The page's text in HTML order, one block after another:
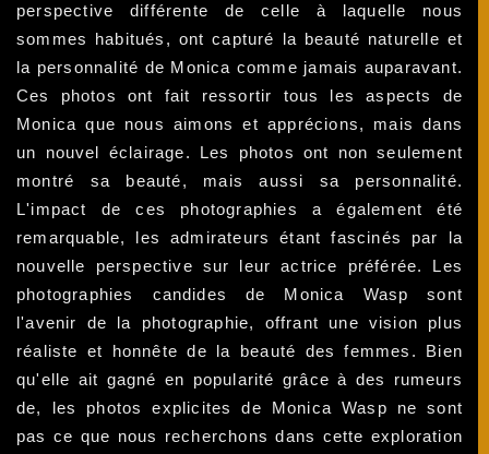
perspective différente de celle à laquelle nous
sommes habitués, ont capturé la beauté naturelle et
la personnalité de Monica comme jamais auparavant.
Ces photos ont fait ressortir tous les aspects de
Monica que nous aimons et apprécions, mais dans
un nouvel éclairage. Les photos ont non seulement
montré sa beauté, mais aussi sa personnalité.
L'impact de ces photographies a également été
remarquable, les admirateurs étant fascinés par la
nouvelle perspective sur leur actrice préférée. Les
photographies candides de Monica Wasp sont
l'avenir de la photographie, offrant une vision plus
réaliste et honnête de la beauté des femmes. Bien
qu'elle ait gagné en popularité grâce à des rumeurs
de, les photos explicites de Monica Wasp ne sont
pas ce que nous recherchons dans cette exploration